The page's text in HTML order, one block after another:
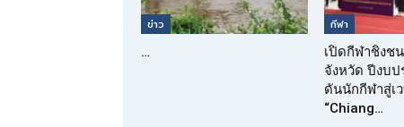
ข่าว
…
กีฬา
เปิดกีฬาชิงช
จังหวัด ปีงบ
ดันนักกีฬาสู่เ
“Chiang…